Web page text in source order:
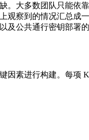
。大多数团队只能依
观察到的情况汇总成
及公共通行密钥部署的
因素进行构建。每项